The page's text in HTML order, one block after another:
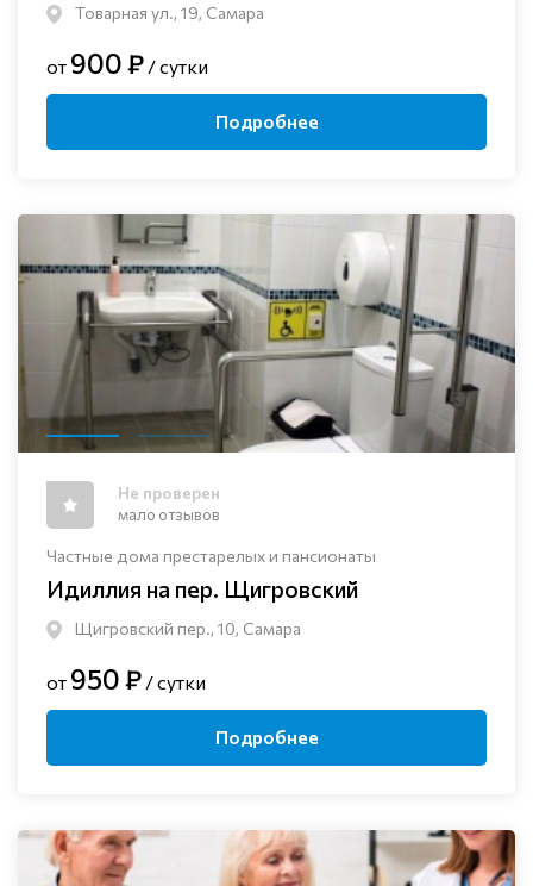
Товарная ул., 19, Самара
от 900 ₽ / сутки
Подробнее
Частные дома престарелых и пансионаты
Идиллия на пер. Щигровский
Щигровский пер., 10, Самара
Не проверен
мало отзывов
от 950 ₽ / сутки
Подробнее